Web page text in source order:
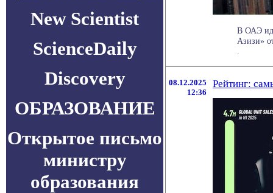
New Scientist
ScienceDaily
Discovery
ОБРАЗОВАНИЕ
Открытое письмо
министру
образования
В ОАЭ
Азизи»
08.12.2025
12:36
Рейтинг: